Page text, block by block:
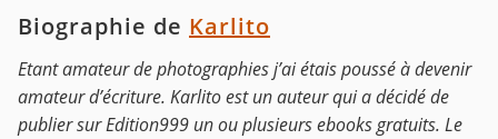
Biographie de Karlito
Etant amateur de photographies j’ai étais poussé à devenir
amateur d’écriture. Karlito est un auteur qui a décidé de
publier sur Edition999 un ou plusieurs ebooks gratuits. Le